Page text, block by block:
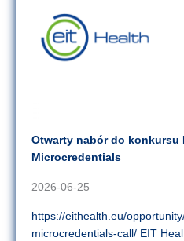
Otwarty nabór do konkursu
Microcredentials
2026-06-25
https://eithealth.eu/
microcredentials-call/ EIT